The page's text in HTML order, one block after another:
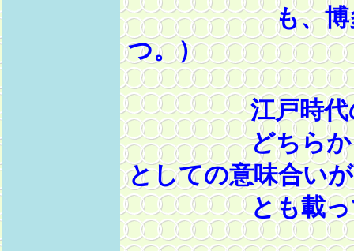
も、博多三
つ。）
江戸時代の
どちらかと
としての意味合い
とも載って